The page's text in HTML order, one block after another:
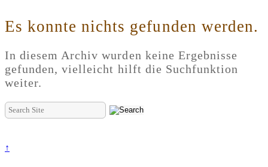
Es konnte nichts gefunden werden.
In diesem Archiv wurden keine Ergebnisse
gefunden, vielleicht hilft die Suchfunktion
weiter.
Suche
nach:
↑